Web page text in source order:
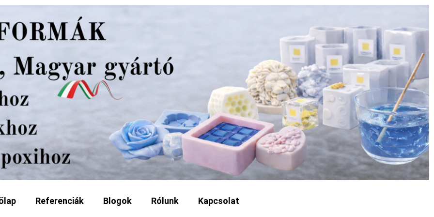
Referenciák Blogok Rólunk Kapcsolat